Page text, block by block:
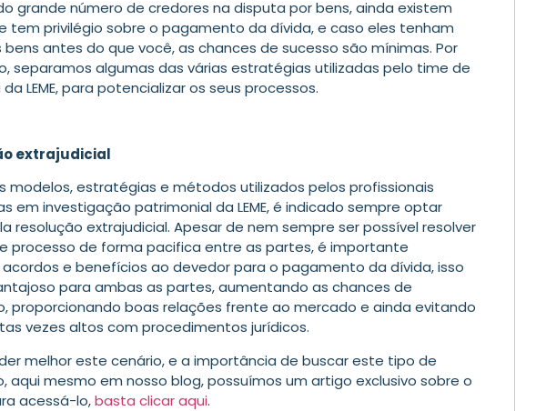
grande número de credores na disputa por bens, ainda existem
tem privilégio sobre o pagamento da dívida, e caso eles tenham
antes do que você, as chances de sucesso são mínimas. Por
separamos algumas das várias estratégias utilizadas pelo time de
LEME, para potencializar os seus processos.
extrajudicial
modelos, estratégias e métodos utilizados pelos profissionais
em investigação patrimonial da LEME, é indicado sempre optar
resolução extrajudicial. Apesar de nem sempre ser possível resolver
processo de forma pacifica entre as partes, é importante
e benefícios ao devedor para o pagamento da dívida, isso
para ambas as partes, aumentando as chances de
proporcionando boas relações frente ao mercado e ainda evitando
vezes altos com procedimentos jurídicos.
melhor este cenário, e a importância de buscar este tipo de
aqui mesmo em nosso blog, possuímos um artigo exclusivo sobre o
acessá-lo,basta clicar aqui.